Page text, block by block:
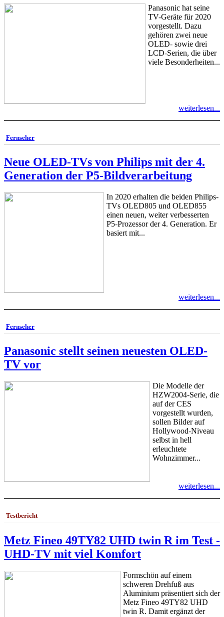
Panasonic hat seine
TV-Geräte für 2020
vorgestellt. Dazu
gehören zwei neue
OLED- sowie drei
LCD-Serien, die über
viele Besonderheiten...
weiterlesen...
Fernseher
Neue OLED-TVs von Philips mit der 4.
Generation der P5-Bildverarbeitung
In 2020 erhalten die beiden Philips-
TVs OLED805 und OLED855
einen neuen, weiter verbesserten
P5-Prozessor der 4. Generation. Er
basiert mit...
weiterlesen...
Fernseher
Panasonic stellt seinen neuesten OLED-
TV vor
Die Modelle der
HZW2004-Serie, die
auf der CES
vorgestellt wurden,
sollen Bilder auf
Hollywood-Niveau
selbst in hell
erleuchtete
Wohnzimmer...
weiterlesen...
Testbericht
Metz Fineo 49TY82 UHD twin R im Test -
UHD-TV mit viel Komfort
Formschön auf einem
schweren Drehfuß aus
Aluminium präsentiert sich der
Metz Fineo 49TY82 UHD
twin R. Damit ergänzt der